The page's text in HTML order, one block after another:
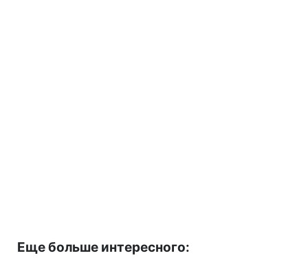
Еще больше интересного: